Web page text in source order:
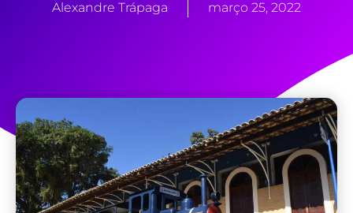
Alexandre Trápaga março 25, 2022